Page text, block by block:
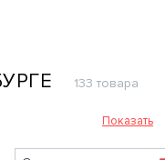
133 товара